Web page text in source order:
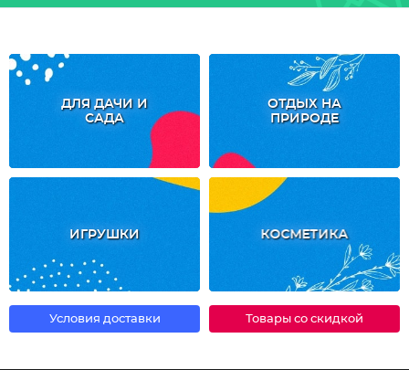
ДЛЯ ДАЧИ И
САДА
ОТДЫХ НА
ПРИРОДЕ
ИГРУШКИ КОСМЕТИКА
Условия доставки Товары со скидкой